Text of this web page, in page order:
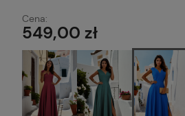
Cena:
549,00 zł